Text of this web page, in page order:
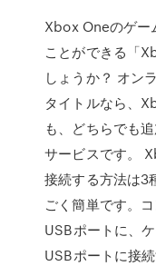
Xbox Oneのゲー
ことができる「
しょうか？ オン
タイトルなら、
も、どちらでも
サービスです。
接続する方法は3
ごく簡単です。
USBポートに、
USBポートに接